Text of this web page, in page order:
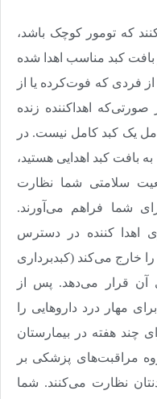
که تومور کوچک باشد،
بافت کبد مناسب اهدا شده
از فردی که فوت‌کرده یا از
صورتی‌که اهداکننده زنده
یک کبد کامل نیست. در
کبد اهدایی هستید،
سلامتی شما نظارت
شما فراهم می‌‌‌‌‌‌آورند.
اهدا کننده در دسترس
خارج می‌‌‌‌‌‌کند (کبد‌‌‌‌‌‌برداری
آن قرار می‌‌‌‌‌‌دهد. پس از
مهار درد داروهایی را
چند هفته در بیمارستان
مراقبت‌‌‌‌‌‌های پزشکی بر
نظارت می‌کنند. شما